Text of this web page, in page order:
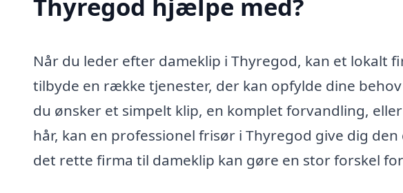
Når du leder efter dameklip i Thyregod, kan et lokalt
tilbyde en række tjenester, der kan opfylde dine
du ønsker et simpelt klip, en komplet forvandling,
hår, kan en professionel frisør i Thyregod give dig
det rette firma til dameklip kan gøre en stor forskel